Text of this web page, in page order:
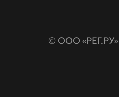
© ООО «РЕГ.РУ»